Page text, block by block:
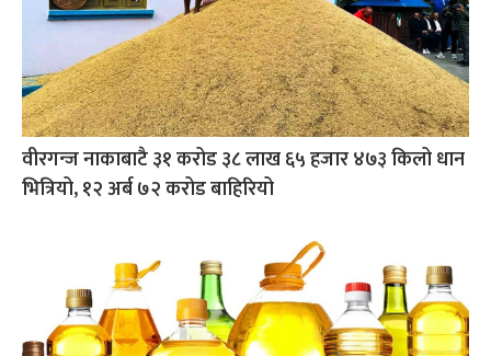
वीरगन्ज नाकाबाटै ३१ करोड ३८ लाख ६५ हजार ४७३ किलो धान
भित्रियो, १२ अर्ब ७२ करोड बाहिरियो